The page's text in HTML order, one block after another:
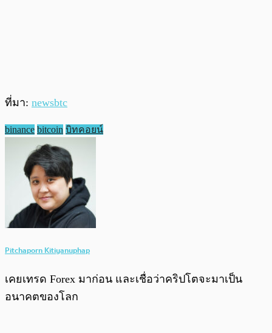
ที่มา: newsbtc
binance bitcoin บิทคอยน์
Pitchaporn Kitiyanuphap
เคยเทรด Forex มาก่อน และเชื่อว่าคริปโตจะมาเป็น
อนาคตของโลก